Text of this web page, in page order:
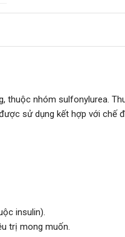
nhóm sulfonylurea.
sử dụng kết hợp với chế
insulin).
trị mong muốn.